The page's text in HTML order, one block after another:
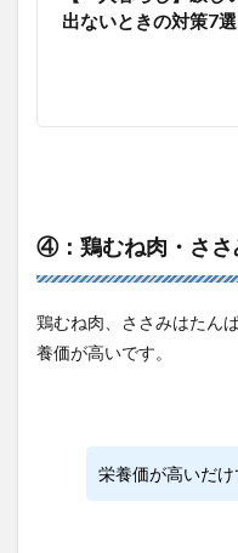
出ないときの対策7選
④：鶏むね肉・ささ
鶏むね肉、ささみはたん
養価が高いです。
栄養価が高いだけ